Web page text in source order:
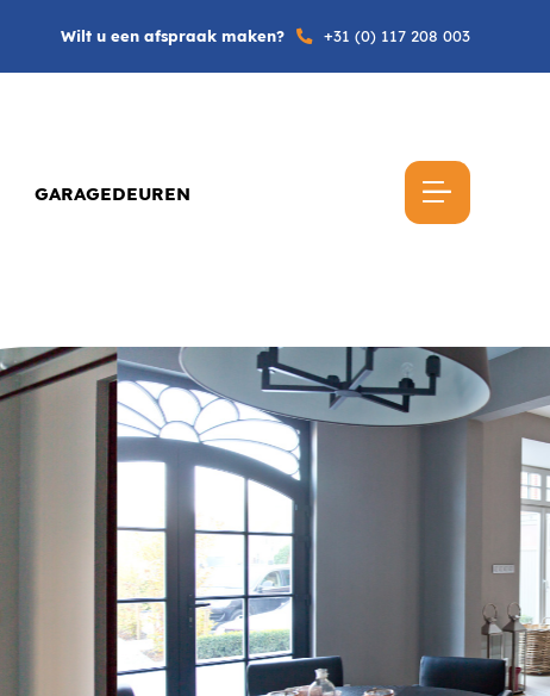
Wilt u een afspraak maken? +31 (0) 117 208 003
GARAGEDEUREN